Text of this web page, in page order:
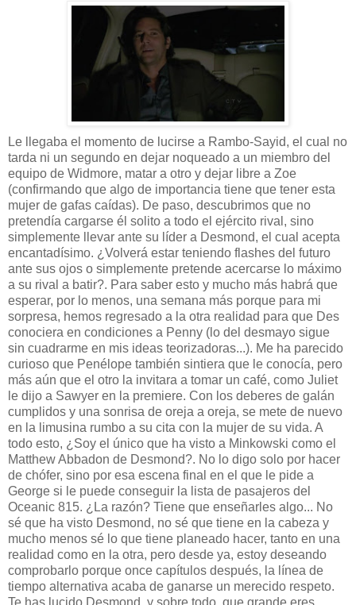
Le llegaba el momento de lucirse a Rambo-Sayid, el cual no
tarda ni un segundo en dejar noqueado a un miembro del
equipo de Widmore, matar a otro y dejar libre a Zoe
(confirmando que algo de importancia tiene que tener esta
mujer de gafas caídas). De paso, descubrimos que no
pretendía cargarse él solito a todo el ejército rival, sino
simplemente llevar ante su líder a Desmond, el cual acepta
encantadísimo. ¿Volverá estar teniendo flashes del futuro
ante sus ojos o simplemente pretende acercarse lo máximo
a su rival a batir?. Para saber esto y mucho más habrá que
esperar, por lo menos, una semana más porque para mi
sorpresa, hemos regresado a la otra realidad para que Des
conociera en condiciones a Penny (lo del desmayo sigue
sin cuadrarme en mis ideas teorizadoras...). Me ha parecido
curioso que Penélope también sintiera que le conocía, pero
más aún que el otro la invitara a tomar un café, como Juliet
le dijo a Sawyer en la premiere. Con los deberes de galán
cumplidos y una sonrisa de oreja a oreja, se mete de nuevo
en la limusina rumbo a su cita con la mujer de su vida. A
todo esto, ¿Soy el único que ha visto a Minkowski como el
Matthew Abbadon de Desmond?. No lo digo solo por hacer
de chófer, sino por esa escena final en el que le pide a
George si le puede conseguir la lista de pasajeros del
Oceanic 815. ¿La razón? Tiene que enseñarles algo... No
sé que ha visto Desmond, no sé que tiene en la cabeza y
mucho menos sé lo que tiene planeado hacer, tanto en una
realidad como en la otra, pero desde ya, estoy deseando
comprobarlo porque once capítulos después, la línea de
tiempo alternativa acaba de ganarse un merecido respeto.